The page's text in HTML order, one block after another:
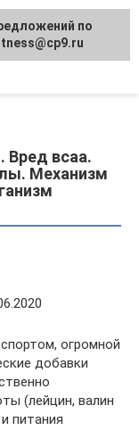
Вред всаа.
Механизм
огромной
добавки
(лейцин, валин
питания
по